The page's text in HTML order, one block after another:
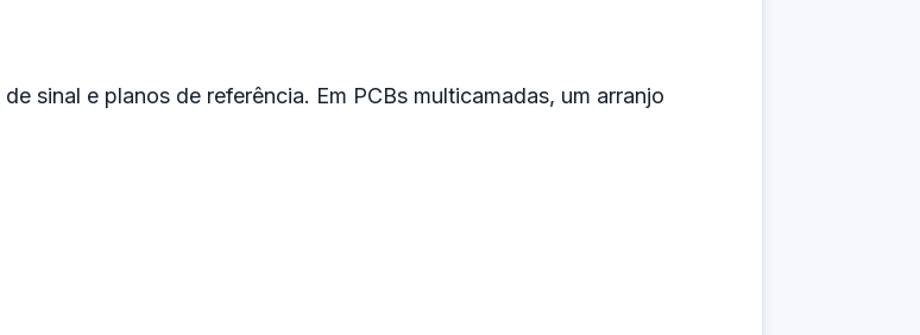
sinal e planos de referência. Em PCBs multicamadas, um arranjo